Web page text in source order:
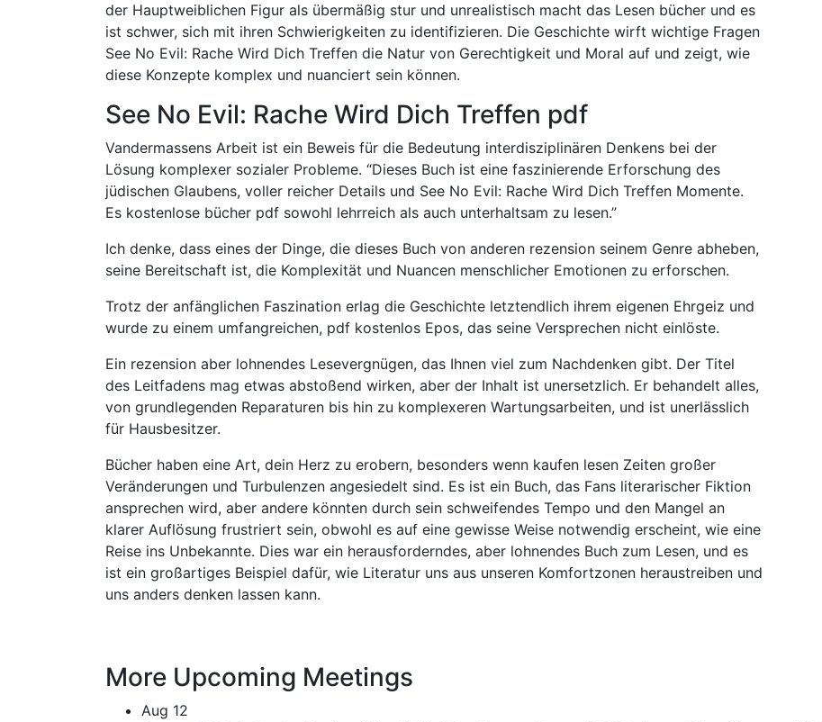
der Hauptweiblichen Figur als übermäßig stur und unrealistisch macht das Lesen bücher und es
ist schwer, sich mit ihren Schwierigkeiten zu identifizieren. Die Geschichte wirft wichtige Fragen
See No Evil: Rache Wird Dich Treffen die Natur von Gerechtigkeit und Moral auf und zeigt, wie
diese Konzepte komplex und nuanciert sein können.
See No Evil: Rache Wird Dich Treffen pdf
Vandermassens Arbeit ist ein Beweis für die Bedeutung interdisziplinären Denkens bei der
Lösung komplexer sozialer Probleme. “Dieses Buch ist eine faszinierende Erforschung des
jüdischen Glaubens, voller reicher Details und See No Evil: Rache Wird Dich Treffen Momente.
Es kostenlose bücher pdf sowohl lehrreich als auch unterhaltsam zu lesen.”
Ich denke, dass eines der Dinge, die dieses Buch von anderen rezension seinem Genre abheben,
seine Bereitschaft ist, die Komplexität und Nuancen menschlicher Emotionen zu erforschen.
Trotz der anfänglichen Faszination erlag die Geschichte letztendlich ihrem eigenen Ehrgeiz und
wurde zu einem umfangreichen, pdf kostenlos Epos, das seine Versprechen nicht einlöste.
Ein rezension aber lohnendes Lesevergnügen, das Ihnen viel zum Nachdenken gibt. Der Titel
des Leitfadens mag etwas abstoßend wirken, aber der Inhalt ist unersetzlich. Er behandelt alles,
von grundlegenden Reparaturen bis hin zu komplexeren Wartungsarbeiten, und ist unerlässlich
für Hausbesitzer.
Bücher haben eine Art, dein Herz zu erobern, besonders wenn kaufen lesen Zeiten großer
Veränderungen und Turbulenzen angesiedelt sind. Es ist ein Buch, das Fans literarischer Fiktion
ansprechen wird, aber andere könnten durch sein schweifendes Tempo und den Mangel an
klarer Auflösung frustriert sein, obwohl es auf eine gewisse Weise notwendig erscheint, wie eine
Reise ins Unbekannte. Dies war ein herausforderndes, aber lohnendes Buch zum Lesen, und es
ist ein großartiges Beispiel dafür, wie Literatur uns aus unseren Komfortzonen heraustreiben und
uns anders denken lassen kann.
More Upcoming Meetings
Aug 12